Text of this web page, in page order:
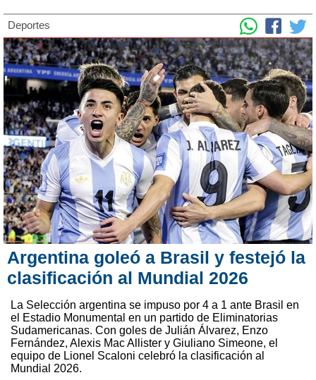
Deportes
Argentina goleó a Brasil y festejó la
clasificación al Mundial 2026
La Selección argentina se impuso por 4 a 1 ante Brasil en
el Estadio Monumental en un partido de Eliminatorias
Sudamericanas. Con goles de Julián Álvarez, Enzo
Fernández, Alexis Mac Allister y Giuliano Simeone, el
equipo de Lionel Scaloni celebró la clasificación al
Mundial 2026.